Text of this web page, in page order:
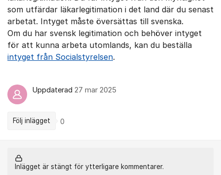
som utfärdar läkarlegitimation i det land där du senast
arbetat. Intyget måste översättas till svenska.
Om du har svensk legitimation och behöver intyget
för att kunna arbeta utomlands, kan du beställa
intyget från Socialstyrelsen.
Uppdaterad 27 mar 2025
Följ inlägget 0
Inlägget är stängt för ytterligare kommentarer.